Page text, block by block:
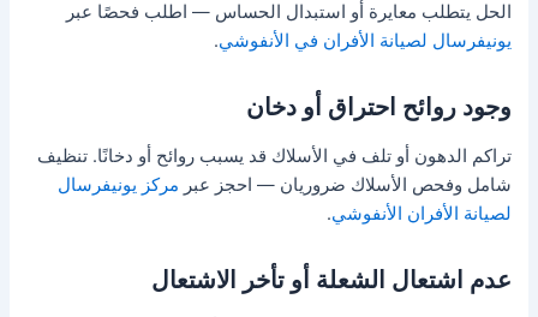
الحل يتطلب معايرة أو استبدال الحساس — اطلب فحصًا عبر
يونيفرسال لصيانة الأفران في الأنفوشي.
وجود روائح احتراق أو دخان
تراكم الدهون أو تلف في الأسلاك قد يسبب روائح أو دخانًا. تنظيف
شامل وفحص الأسلاك ضروريان — احجز عبر مركز يونيفرسال
لصيانة الأفران الأنفوشي.
عدم اشتعال الشعلة أو تأخر الاشتعال